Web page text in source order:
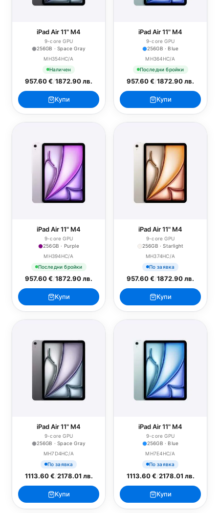
iPad Air 11" M4
9-core GPU
256GB · Space Gray
MH354HC/A
Наличен
957.60 €/1872.90 лв.
Купи
iPad Air 11" M4
9-core GPU
256GB · Blue
MH364HC/A
Последни бройки
957.60 €/1872.90 лв.
Купи
iPad Air 11" M4
9-core GPU
256GB · Purple
MH394HC/A
Последни бройки
957.60 €/1872.90 лв.
Купи
iPad Air 11" M4
9-core GPU
256GB · Starlight
MH374HC/A
По заявка
957.60 €/1872.90 лв.
Купи
iPad Air 11" M4
9-core GPU
256GB · Space Gray
MH7D4HC/A
По заявка
1113.60 €/2178.01 лв.
Купи
iPad Air 11" M4
9-core GPU
256GB · Blue
MH7E4HC/A
По заявка
1113.60 €/2178.01 лв.
Купи